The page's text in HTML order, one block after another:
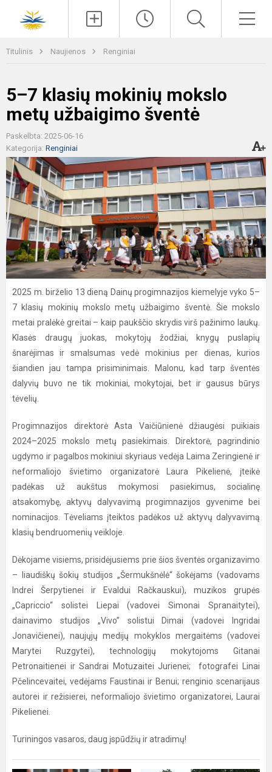
Titulinis Naujienos Renginiai
5–7 klasių mokinių mokslo
metų užbaigimo šventė
Paskelbta: 2025-06-16
Kategorija: Renginiai
2025 m. birželio 13 dieną Dainų progimnazijos kiemelyje vyko 5–
7 klasių mokinių mokslo metų užbaigimo šventė. Šie mokslo
metai pralėkė greitai – kaip paukščio skrydis virš pažinimo laukų.
Klasės draugų juokas, mokytojų žodžiai, knygų puslapių
šnarėjimas ir smalsumas vedė mokinius per dienas, kurios
šiandien jau tampa prisiminimais. Malonu, kad tarp šventės
dalyvių buvo ne tik mokiniai, mokytojai, bet ir gausus būrys
tėvelių.
Progimnazijos direktorė Asta Vaičiūnienė džiaugėsi puikiais
2024–2025 mokslo metų pasiekimais. Direktorė, pagrindinio
ugdymo ir pagalbos mokiniui skyriaus vedėja Laima Zeringienė ir
neformaliojo švietimo organizatorė Laura Pikelienė,
įteikė
padėkas už aukštus mokymosi pasiekimus, socialinę
atsakomybę, aktyvų dalyvavimą progimnazijos gyvenime bei
nominacijos. Tėveliams įteiktos padėkos už aktyvų dalyvavimą
klasių bendruomenių veikloje.
Dėkojame visiems, prisidėjusiems prie šios šventės organizavimo
– liaudiškų šokių studijos „Šermukšnėlė“ šokėjams (vadovams
Indrei Šerpytienei ir Evaldui Račkauskui), muzikos grupės
„Capriccio“ solistei Liepai (vadovei Simonai Spranaitytei),
dainavimo studijos „Vivo” solistui Dimai (vadovei Ingridai
Jonavičienei), naujųjų medijų mokyklos mergaitėms (vadovei
Marytei Ruzgytei), technologijų mokytojoms Gitanai
Petronaitienei ir Sandrai Motuzaitei Jurienei; fotografei Linai
Pčelincevaitei, vedėjams Faustinai ir Benui; renginio scenarijaus
autorei ir režisierei, neformaliojo švietimo organizatorei, Laurai
Pikelienei.
Turiningos vasaros, daug įspūdžių ir atradimų!